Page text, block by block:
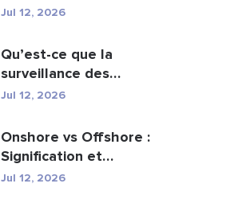
matière de lutte cont...
Jul 12, 2026
Qu’est-ce que la
surveillance des
transactions AML et
Jul 12, 2026
Onshore vs Offshore :
Signification et
principales différences
Jul 12, 2026